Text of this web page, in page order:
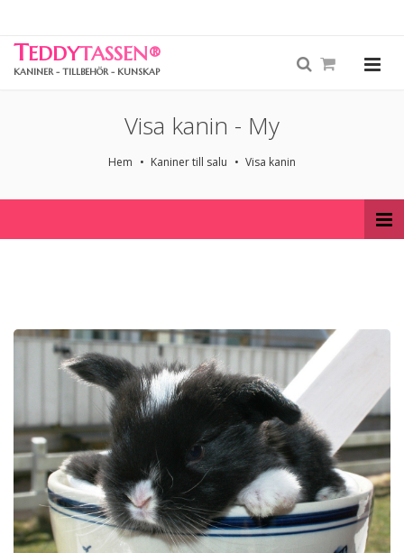
TEDDYTASSEN®
KANINER - TILLBEHÖR - KUNSKAP
Visa kanin - My
Hem Kaniner till salu Visa kanin